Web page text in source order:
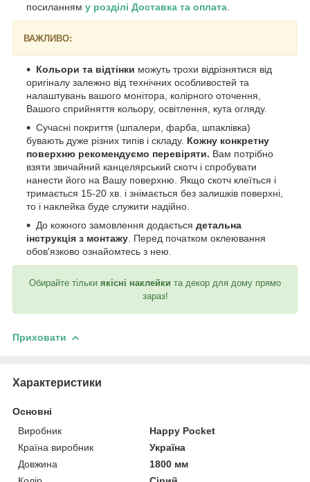
посиланням у розділі Доставка та оплата
ВАЖЛИВО:
Кольори та відтінки можуть трохи відрізнятися від
оригіналу залежно від технічних особливостей та
налаштувань вашого монітора, колірного оточення,
Вашого сприйняття кольору, освітлення, кута огляду.
Сучасні покриття (шпалери, фарба, шпаклівка)
бувають дуже різних типів і складу. Кожну конкретну
поверхню рекомендуємо перевіряти. Вам потрібно
взяти звичайний канцелярський скотч і спробувати
нанести його на Вашу поверхню. Якщо скотч клеїться і
тримається 15-20 хв. і знімається без залишків поверхні,
то і наклейка буде служити надійно.
До кожного замовлення додається детальна
інструкція з монтажу . Перед початком оклеювання
обов'язково ознайомтесь з нею.
Обирайте тільки якісні наклейки та декор для дому прямо
зараз!
Приховати
Характеристики
Основні
Виробник
Happy Pocket
Країна виробник
Україна
Довжина
1800 мм